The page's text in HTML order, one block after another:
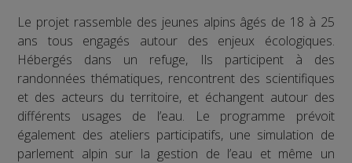
Le projet rassemble des jeunes alpins âgés de 18 à 25
ans tous engagés autour des enjeux écologiques.
Hébergés dans un refuge, Ils participent à des
randonnées thématiques, rencontrent des scientifiques
et des acteurs du territoire, et échangent autour des
différents usages de l’eau. Le programme prévoit
également des ateliers participatifs, une simulation de
parlement alpin sur la gestion de l’eau et même un